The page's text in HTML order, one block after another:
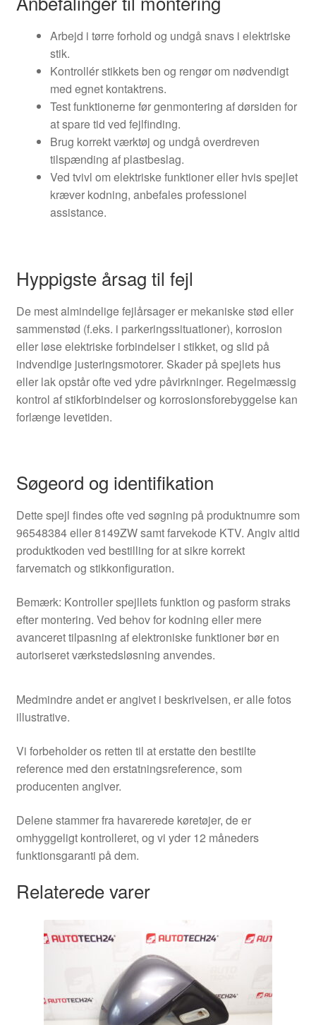
Arbejd i tørre forhold og undgå snavs i elektriske
stik.
Kontrollér stikkets ben og rengør om nødvendigt
med egnet kontaktrens.
Test funktionerne før genmontering af dørsiden for
at spare tid ved fejlfinding.
Brug korrekt værktøj og undgå overdreven
tilspænding af plastbeslag.
Ved tvivl om elektriske funktioner eller hvis spejlet
kræver kodning, anbefales professionel
assistance.
Hyppigste årsag til fejl
De mest almindelige fejlårsager er mekaniske stød eller
sammenstød (f.eks. i parkeringssituationer), korrosion
eller løse elektriske forbindelser i stikket, og slid på
indvendige justeringsmotorer. Skader på spejlets hus
eller lak opstår ofte ved ydre påvirkninger. Regelmæssig
kontrol af stikforbindelser og korrosionsforebyggelse kan
forlænge levetiden.
Søgeord og identifikation
Dette spejl findes ofte ved søgning på produktnumre som
96548384 eller 8149ZW samt farvekode KTV. Angiv altid
produktkoden ved bestilling for at sikre korrekt
farvematch og stikkonfiguration.
Bemærk: Kontroller spejllets funktion og pasform straks
efter montering. Ved behov for kodning eller mere
avanceret tilpasning af elektroniske funktioner bør en
autoriseret værkstedsløsning anvendes.
Medmindre andet er angivet i beskrivelsen, er alle fotos
illustrative.
Vi forbeholder os retten til at erstatte den bestilte
reference med den erstatningsreference, som
producenten angiver.
Delene stammer fra havarerede køretøjer, de er
omhyggeligt kontrolleret, og vi yder 12 måneders
funktionsgaranti på dem.
Relaterede varer